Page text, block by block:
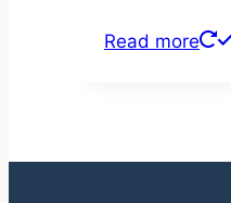
Read more